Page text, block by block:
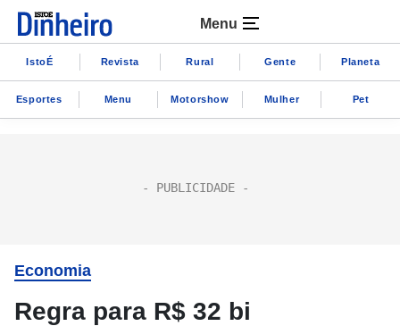
Menu
IstoÉ Revista Rural Gente Planeta
Esportes Menu Motorshow Mulher Pet
Economia
Regra para R$ 32 bi